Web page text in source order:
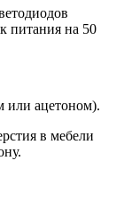
питания на 50
или ацетоном).
в мебели